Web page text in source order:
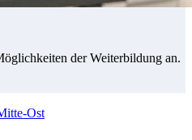
der Weiterbildung an.
Ost